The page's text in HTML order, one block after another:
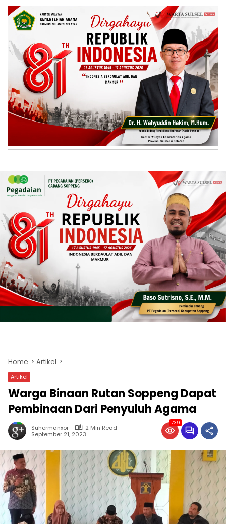
Home Artikel
Artikel
Warga Binaan Rutan Soppeng Dapat
Pembinaan Dari Penyuluh Agama
Suhermanxor
2 Min Read
September 21, 2023
739